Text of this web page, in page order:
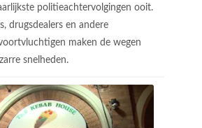
politieachtervolgingen ooit.
drugsdealers en andere
maken de wegen
snelheden.